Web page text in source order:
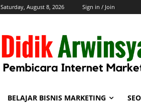
Saturday, August 8, 2026 Sign in / Join
BELAJAR BISNIS MARKETING SEO